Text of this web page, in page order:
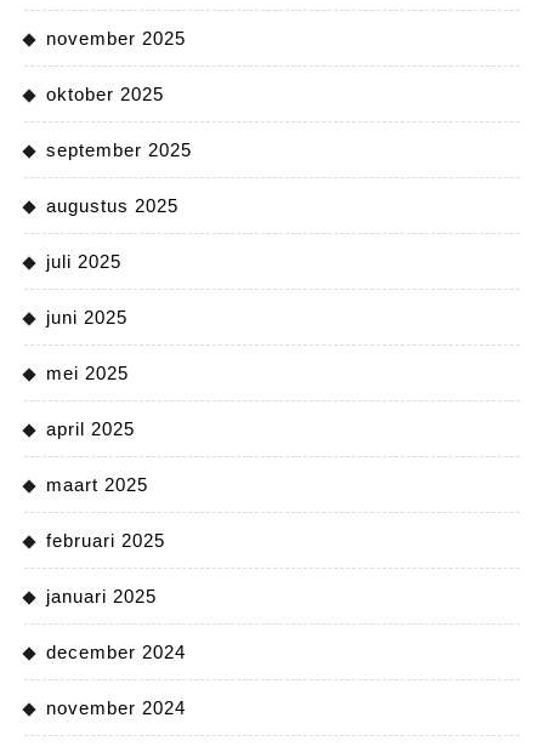
november 2025
oktober 2025
september 2025
augustus 2025
juli 2025
juni 2025
mei 2025
april 2025
maart 2025
februari 2025
januari 2025
december 2024
november 2024